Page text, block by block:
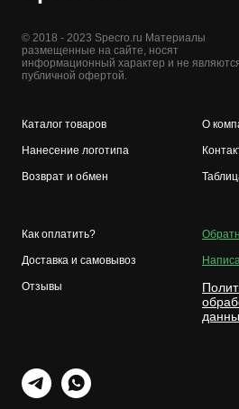
© 2018 - 2023 Specro.ru Материалы
размещенные на сайте, носят
информационный характер и не
публичной офертой.
Каталог товаров
Нанесение логотипа
Возврат и обмен
О
Как оплатить?
Доставка и самовывоз
Отзывы